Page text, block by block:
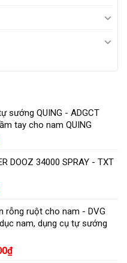
sướng QUING - ADGCT
tay cho nam QUING
DOOZ 34000 SPRAY - TXT
rỗng ruột cho nam - DVG
nam, dụng cụ tự sướng
₫